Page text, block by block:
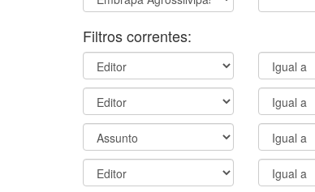
Filtros correntes: